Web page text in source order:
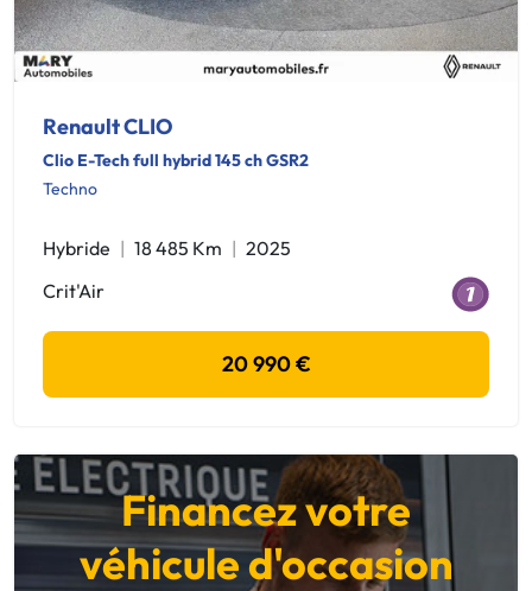
Renault CLIO
Clio E-Tech full hybrid 145 ch GSR2
Techno
Hybride 18 485 Km
2025
Crit'Air
20 990 €
Financez votre
véhicule d'occasion